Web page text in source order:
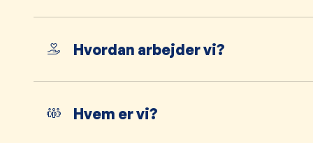
Hvordan arbejder vi?
Hvem er vi?